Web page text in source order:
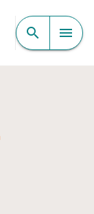
search menu